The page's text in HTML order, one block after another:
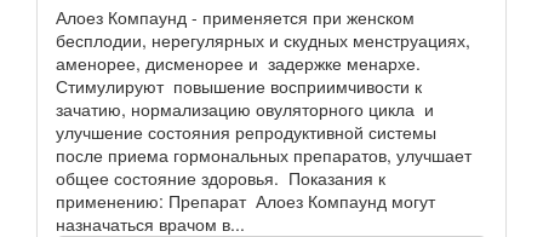
Алоез Компаунд - применяется при женском
бесплодии, нерегулярных и скудных менструациях,
аменорее, дисменорее и задержке менархе.
Стимулируют повышение восприимчивости к
зачатию, нормализацию овуляторного цикла и
улучшение состояния репродуктивной системы
после приема гормональных препаратов, улучшает
общее состояние здоровья. Показания к
применению: Препарат Алоез Компаунд могут
назначаться врачом в...